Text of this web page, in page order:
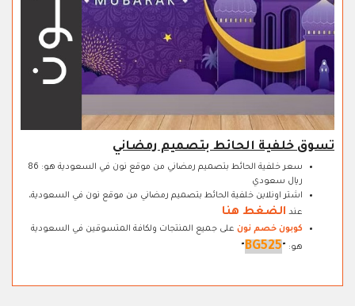
تسوق خلفية الحائط بتصميم رمضاني
سعر خلفية الحائط بتصميم رمضاني من موقع نون في السعودية هو: 86
ريال سعودي
اشتر اونلاين خلفية الحائط بتصميم رمضاني من موقع نون في السعودية،
عند الضغط هنا
كوبون خصم نون على جميع المنتجات ولكافة المتسوقين في السعودية
هو: "
BG525
"